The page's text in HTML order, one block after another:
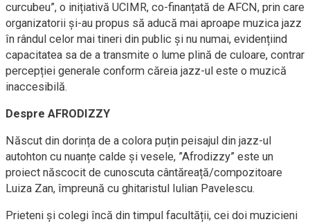
curcubeu”, o inițiativă UCIMR, co-finanțată de AFCN, prin care
organizatorii și-au propus să aducă mai aproape muzica jazz
în rândul celor mai tineri din public și nu numai, evidențiind
capacitatea sa de a transmite o lume plină de culoare, contrar
percepției generale conform căreia jazz-ul este o muzică
inaccesibilă.
Despre AFRODIZZY
Născut din dorința de a colora puțin peisajul din jazz-ul
autohton cu nuanțe calde și vesele, ”Afrodizzy” este un
proiect născocit de cunoscuta cântăreață/compozitoare
Luiza Zan, împreună cu ghitaristul Iulian Pavelescu.
Prieteni și colegi încă din timpul facultății, cei doi muzicieni